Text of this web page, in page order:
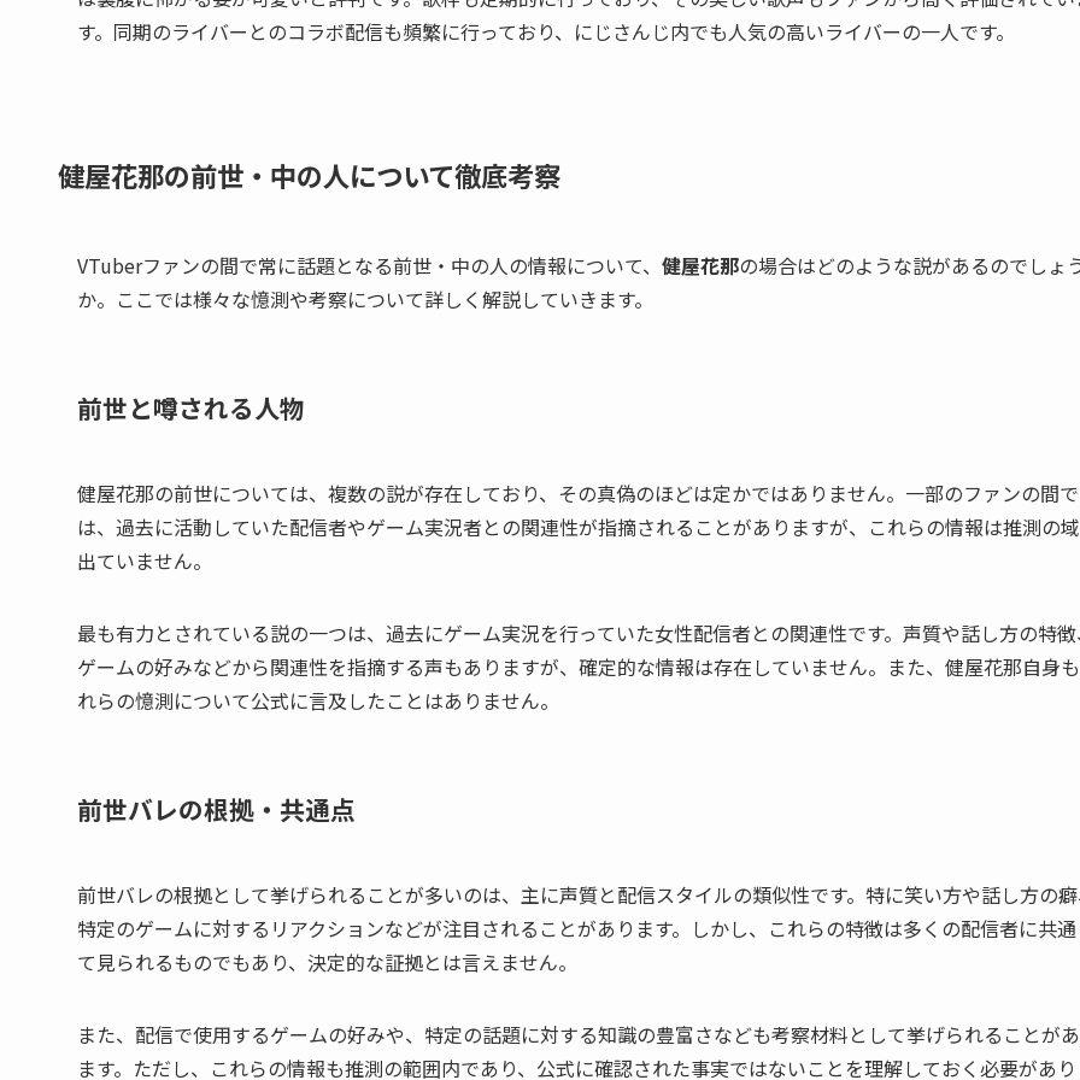
す。同期のライバーとのコラボ配信も頻繁に行っており、にじさんじ内でも人気の高いライバーの一人です。
健屋花那の前世・中の人について徹底考察
VTuberファンの間で常に話題となる前世・中の人の情報について、 健屋花那の場合はどのような説があるのでしょ
か。ここでは様々な憶測や考察について詳しく解説していきます。
前世と噂される人物
健屋花那の前世については、複数の説が存在しており、その真偽のほどは定かではありません。一部のファンの間で
は、過去に活動していた配信者やゲーム実況者との関連性が指摘されることがありますが、これらの情報は推測の
出ていません。
最も有力とされている説の一つは、過去にゲーム実況を行っていた女性配信者との関連性です。声質や話し方の特
ゲームの好みなどから関連性を指摘する声もありますが、確定的な情報は存在していません。また、健屋花那自身
れらの憶測について公式に言及したことはありません。
前世バレの根拠・共通点
前世バレの根拠として挙げられることが多いのは、主に声質と配信スタイルの類似性です。特に笑い方や話し方の
特定のゲームに対するリアクションなどが注目されることがあります。しかし、これらの特徴は多くの配信者に共
て見られるものでもあり、決定的な証拠とは言えません。
また、配信で使用するゲームの好みや、特定の話題に対する知識の豊富さなども考察材料として挙げられることが
ます。ただし、これらの情報も推測の範囲内であり、公式に確認された事実ではないことを理解しておく必要があ